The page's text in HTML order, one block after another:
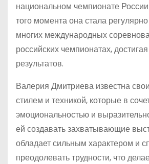
национальном чемпионате
того момента она стала
многих международных
российских чемпионатах,
результатов.
Валерия Дмитриева известна
стилем и техникой, которые в
эмоциональностью и
ей создавать захватывающие
обладает сильным характером и
преодолевать трудности, что